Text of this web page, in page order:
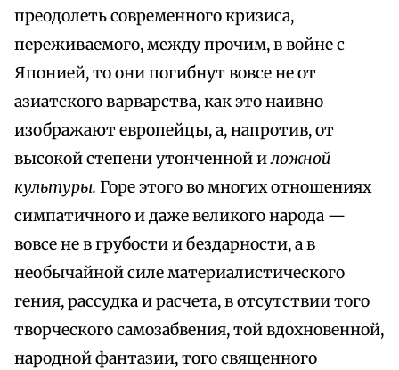
преодолеть современного кризиса,
переживаемого, между прочим, в войне с
Японией, то они погибнут вовсе не от
азиатского варварства, как это наивно
изображают европейцы, а, напротив, от
высокой степени утонченной иложной
культуры. Горе этого во многих отношениях
симпатичного и даже великого народа —
вовсе не в грубости и бездарности, а в
необычайной силе материалистического
гения, рассудка и расчета, в отсутствии того
творческого самозабвения, той вдохновенной,
народной фантазии, того священного